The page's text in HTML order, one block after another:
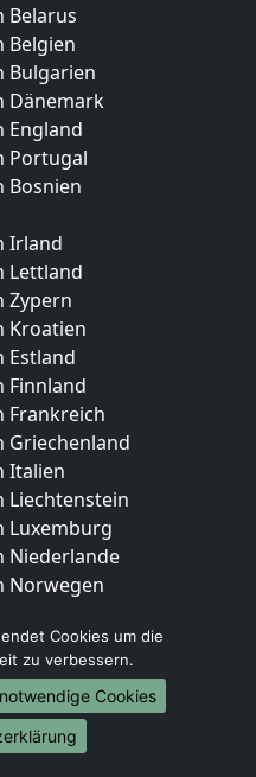
Belarus
Belgien
Bulgarien
Dänemark
England
Portugal
Bosnien
Irland
Lettland
Zypern
Kroatien
Estland
Finnland
Frankreich
Griechenland
Italien
Liechtenstein
Luxemburg
Niederlande
Norwegen
Berlin
Hamburg
München
Köln
Cookies um die
zu verbessern.
Cookies